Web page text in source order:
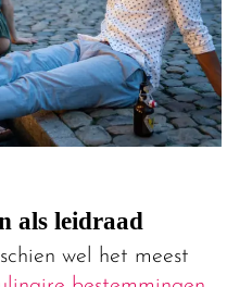
als leidraad
wel het meest